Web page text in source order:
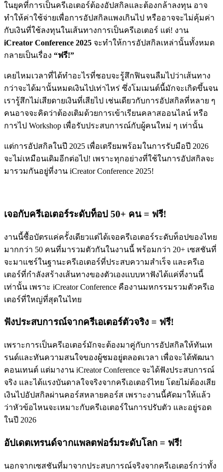
ในยุคที่การเป็นครีเอเตอร์ต้องอัปสกิลและต้องกล้าลงทุน อาจ
ทำให้ค่าใช้จ่ายเพื่อการอัปสกิลแพงเกินไป หรืออาจจะไม่คุ้มค่า
กับเงินที่ใช้ลงทุนในเส้นทางการเป็นครีเอเตอร์ แต่! งาน
iCreator Conference 2025 จะทำให้การอัปสกิลเหล่านั้นทั้งหมด
กลายเป็นเรื่อง “ฟรี!”
เคยไหมเวลาที่ได้ทำอะไรที่ชอบจะรู้สึกฟินจนลืมไปว่าเส้นทาง
กว่าจะได้มานั้นหมดเงินไปเท่าไหร่ ซึ่งโมเมนต์นี้มักจะเกิดขึ้นจน
เรารู้สึกไม่เสียดายเงินที่เสียไป เช่นเดียวกับการอัปสกิลที่หลาย ๆ
คนอาจจะคิดว่าต้องเติมด้วยการเข้าเรียนคลาสออนไลน์ หรือ
การไป Workshop เพื่อรับประสบการณ์กับผู้คนใหม่ ๆ เท่านั้น
แต่การอัปสกิลในปี 2025 เพื่อเตรียมพร้อมในการรับมือปี 2026
จะไม่เหมือนเดิมอีกต่อไป! เพราะทุกอย่างที่ใช้ในการอัปสกิลจะ
มารวมกันอยู่ที่งาน iCreator Conference 2025!
เจอกับครีเอเตอร์ระดับท็อป 50+ คน = ฟรี!
งานนี้ซื้อบัตรแค่ครั้งเดียวแต่ได้เจอครีเอเตอร์ระดับท็อปของไทย
มากกว่า 50 คนที่มารวมตัวกันในงานนี้ พร้อมกว่า 20+ เซสชันที่
จะมาแชร์ในฐานะครีเอเตอร์ที่ประสบความสำเร็จ และครีเอ
เตอร์ที่กำลังสร้างเส้นทางของตัวเองแบบหาฟังได้แค่ที่งานนี้
เท่านั้น เพราะ iCreator Conference คืองานมหกรรมรวมตัวครีเอ
เตอร์ที่ใหญ่ที่สุดในไทย
ฟังประสบการณ์จากครีเอเตอร์ตัวจริง = ฟรี!
เพราะการเป็นครีเอเตอร์มักจะต้องมาคู่กับการอัปสกิลให้ทันเท
รนด์และทันความสนใจของผู้ชมอยู่ตลอดเวลา เพื่อจะได้พัฒนา
คอนเทนต์ แต่มางาน iCreator Conference จะได้ฟังประสบการณ์
จริง และได้แรงบันดาลใจจริงจากครีเอเตอร์ไทย โดยไม่ต้องเสีย
เงินไปอัปสกิลผ่านคอร์สหลายคอร์ส เพราะงานนี้คัดมาให้แล้ว
ว่าหัวข้อไหนจะเหมาะกับครีเอเตอร์ในการปรับตัว และอยู่รอด
ในปี 2026
อัปเดตเทรนด์จากแพลตฟอร์มระดับโลก = ฟรี!
นอกจากเซสชันที่มาจากประสบการณ์จริงจากครีเอเตอร์กว่าทั้ง